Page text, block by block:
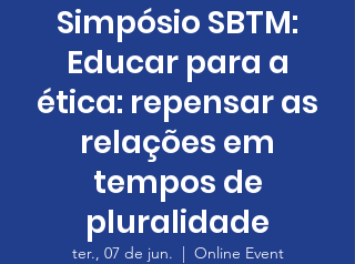
Simpósio SBTM:
Educar para a
ética: repensar as
relações em
tempos de
pluralidade
ter., 07 de jun.
  |
Online Event